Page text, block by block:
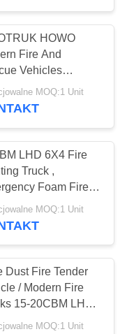
17
HOWO
Fire And
Vehicles
Truck
MOQ:1 Unit
LHD 6X4 Fire
Truck ,
Foam Fire
Trucks
MOQ:1 Unit
Dust Fire Tender
/ Modern Fire
15-20CBM LHD
ISO
MOQ:1 Unit